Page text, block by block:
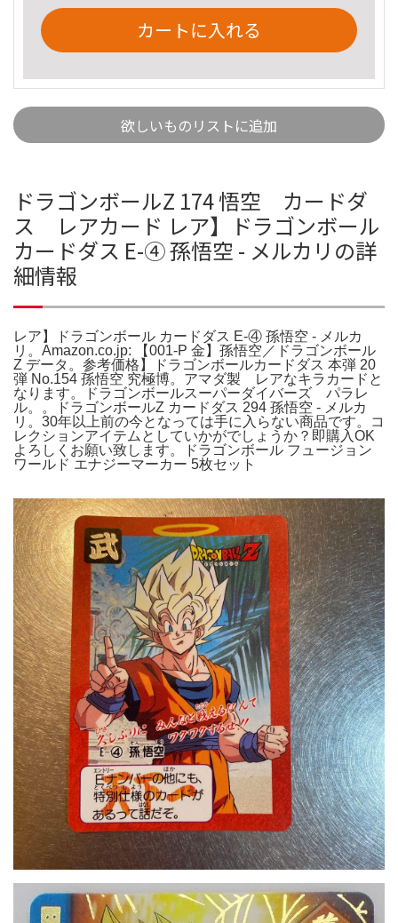
カートに入れる
欲しいものリストに追加
ドラゴンボールZ 174 悟空 カードダ
ス レアカード レア】ドラゴンボール
カードダス E-④ 孫悟空 - メルカリの詳
細情報
レア】ドラゴンボール カードダス E-④ 孫悟空 - メルカ
リ。Amazon.co.jp: 【001-P 金】孫悟空／ドラゴンボール
Z データ。参考価格】ドラゴンボールカードダス 本弾 20
弾 No.154 孫悟空 究極博。アマダ製 レアなキラカードと
なります。ドラゴンボールスーパーダイバーズ パラレ
ル。。ドラゴンボールZ カードダス 294 孫悟空 - メルカ
リ。30年以上前の今となっては手に入らない商品です。コ
レクションアイテムとしていかがでしょうか？即購入OK
よろしくお願い致します。ドラゴンボール フュージョン
ワールド エナジーマーカー 5枚セット